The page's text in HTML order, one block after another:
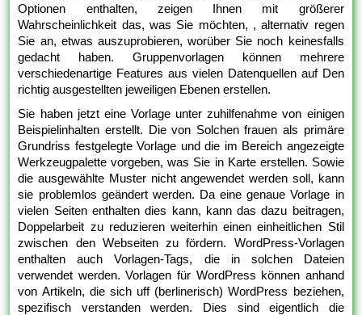
Optionen enthalten, zeigen Ihnen mit größerer
Wahrscheinlichkeit das, was Sie möchten, , alternativ regen
Sie an, etwas auszuprobieren, worüber Sie noch keinesfalls
gedacht haben. Gruppenvorlagen können mehrere
verschiedenartige Features aus vielen Datenquellen auf Den
richtig ausgestellten jeweiligen Ebenen erstellen.
Sie haben jetzt eine Vorlage unter zuhilfenahme von einigen
Beispielinhalten erstellt. Die von Solchen frauen als primäre
Grundriss festgelegte Vorlage und die im Bereich angezeigte
Werkzeugpalette vorgeben, was Sie in Karte erstellen. Sowie
die ausgewählte Muster nicht angewendet werden soll, kann
sie problemlos geändert werden. Da eine genaue Vorlage in
vielen Seiten enthalten dies kann, kann das dazu beitragen,
Doppelarbeit zu reduzieren weiterhin einen einheitlichen Stil
zwischen den Webseiten zu fördern. WordPress-Vorlagen
enthalten auch Vorlagen-Tags, die in solchen Dateien
verwendet werden. Vorlagen für WordPress können anhand
von Artikeln, die sich uff (berlinerisch) WordPress beziehen,
spezifisch verstanden werden. Dies sind eigentlich die